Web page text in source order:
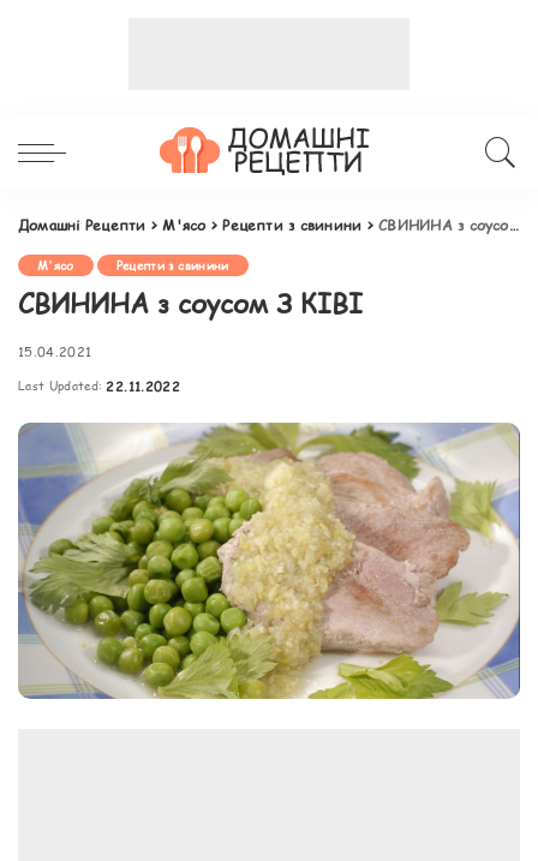
Домашні Рецепти >М'ясо>Рецепти з свинини >СВИНИНА з соусом З КІВІ
М'ясо Рецепти з свинини
СВИНИНА з соусом З КІВІ
15.04.2021
Last Updated: 22.11.2022